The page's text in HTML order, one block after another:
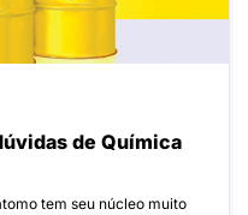
de Química
tem seu núcleo muito